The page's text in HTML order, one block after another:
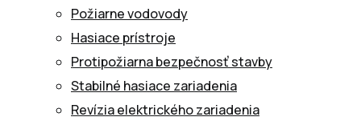
Požiarne vodovody
Hasiace prístroje
Protipožiarna bezpečnosť stavby
Stabilné hasiace zariadenia
Revízia elektrického zariadenia